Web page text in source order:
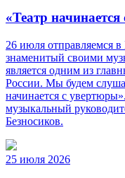
«Театр
26 июля отправляемся
знаменитый своими
является одним из
России. Мы будем
начинается с
музыкальный
Безносиков.
25 июля 2026